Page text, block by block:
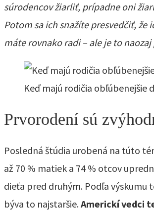
súrodencov žiarliť, prípadne oni
Potom sa ich snažíte presvedčiť, že
máte rovnako radi – ale je to naozaj
Keď majú rodičia obľúbenejšie
Prvorodení sú
Posledná štúdia urobená na túto
až 70 % matiek a 74 % otcov
dieťa pred druhým. Podľa výskumu
býva to najstaršie.Americkí vedci